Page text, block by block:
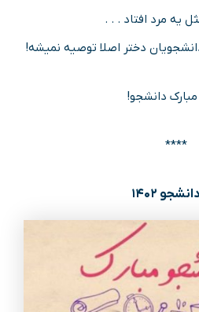
یه مرد افتاد . . .
دختر اصلا توصیه نمیشه!
دانشجو!
****
۱۴۰۲